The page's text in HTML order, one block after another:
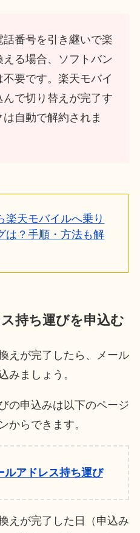
番号を引き継いで楽
る場合、ソフトバン
要です。楽天モバイ
で切り替えが完了す
自動で解約されま
楽天モバイルへ乗り
は？手順・方法も解
持ち運びを申込む
えが完了したら、メール
みましょう。
の申込みは以下のページ
からできます。
ルアドレス持ち運び
えが完了した日（申込み